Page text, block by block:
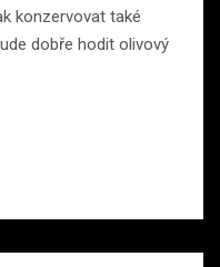
konzervovat také
dobře hodit olivový